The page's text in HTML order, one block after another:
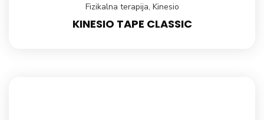
Fizikalna terapija, Kinesio
KINESIO TAPE CLASSIC